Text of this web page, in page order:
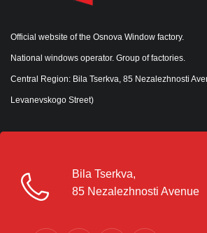
Official website of the Osnova Window factory.
National windows operator. Group of factories.
Central Region: Bila Tserkva, 85 Nezalezhnosti
Levanevskogo Street)
Bila Tserkva,
85 Nezalezhnosti Avenue